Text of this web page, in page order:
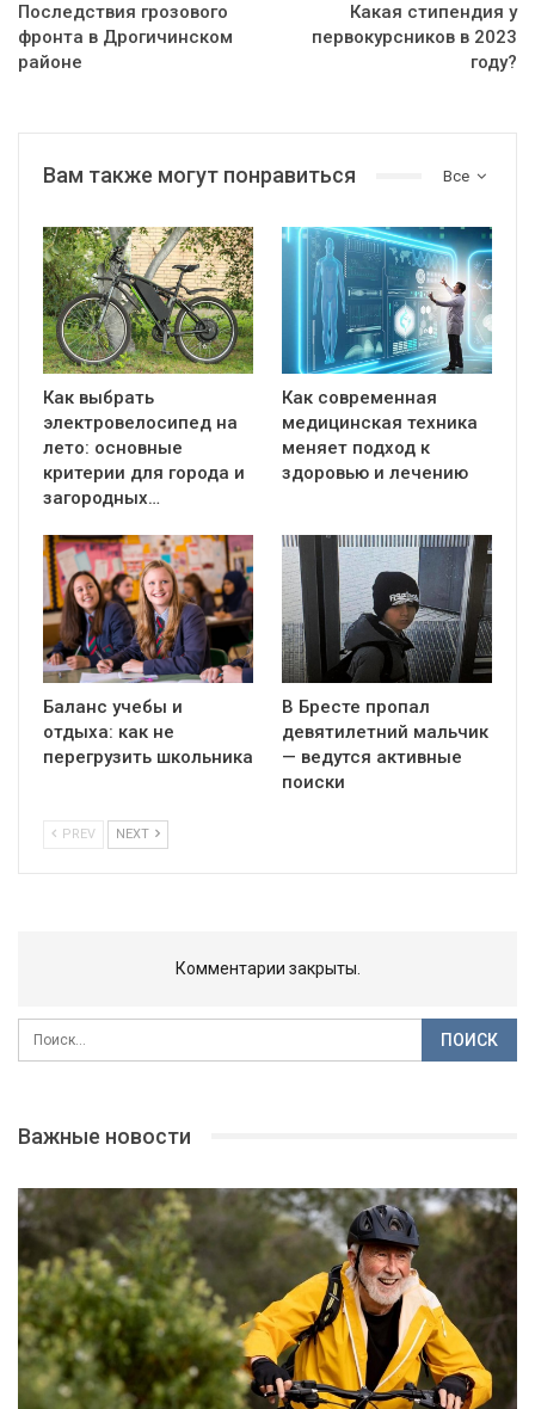
Последствия грозового
фронта в Дрогичинском
районе
Какая стипендия у
первокурсников в 2023
году?
Все
Вам также могут понравиться
Как выбрать
электровелосипед на
лето: основные
критерии для города и
загородных…
Как современная
медицинская техника
меняет подход к
здоровью и лечению
Баланс учебы и
отдыха: как не
перегрузить школьника
В Бресте пропал
девятилетний мальчик
— ведутся активные
поиски
PREV NEXT
Комментарии закрыты.
Важные новости